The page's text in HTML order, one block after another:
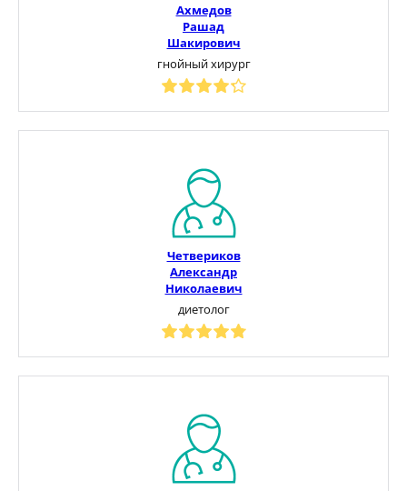
Ахмедов
Рашад
Шакирович
гнойный хирург
Четвериков
Александр
Николаевич
диетолог